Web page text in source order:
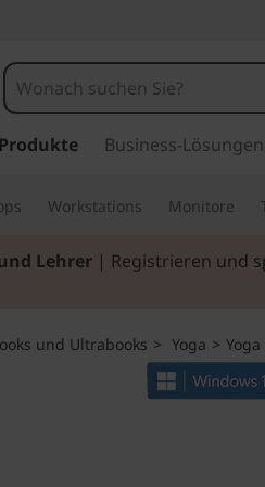
Produkte Business-Lösungen
Workstations Monitore
Lehrer | Registrieren und
2 of 3
und Ultrabooks > Yoga >